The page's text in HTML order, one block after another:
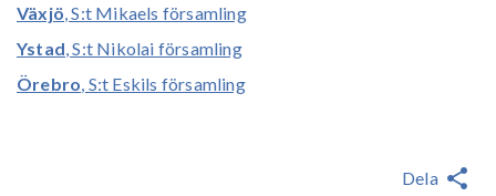
Växjö, S:t Mikaels församling
Ystad, S:t Nikolai församling
Örebro, S:t Eskils församling
Dela